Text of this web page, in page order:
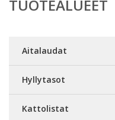
TUOTEALUEET
Aitalaudat
Hyllytasot
Kattolistat